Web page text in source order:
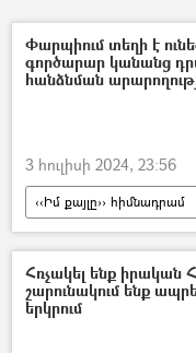
Փարպիում տեղի է
գործարար կանանց
հանձնման
3 հուլիսի 2024, 23:56
‹‹Իմ քայլը›› հիմնադրամ
դրամաշնորհ
Հռչակել ենք իրական
շարունակում ենք
երկրում